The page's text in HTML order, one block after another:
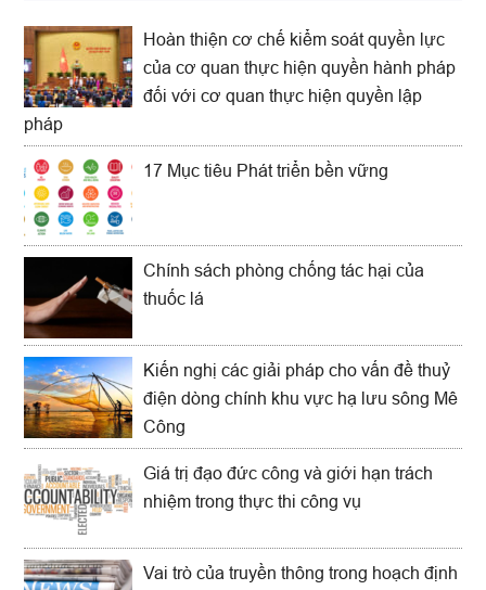
Hoàn thiện cơ chế kiểm soát quyền lực
của cơ quan thực hiện quyền hành pháp
đối với cơ quan thực hiện quyền lập
pháp
17 Mục tiêu Phát triển bền vững
Chính sách phòng chống tác hại của
thuốc lá
Kiến nghị các giải pháp cho vấn đề thuỷ
điện dòng chính khu vực hạ lưu sông Mê
Công
Giá trị đạo đức công và giới hạn trách
nhiệm trong thực thi công vụ
Vai trò của truyền thông trong hoạch định